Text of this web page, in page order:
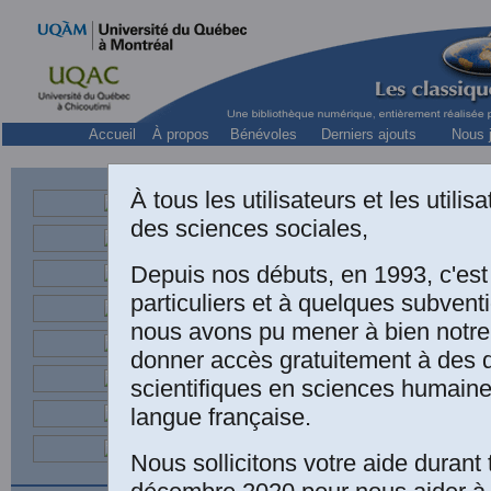
Accueil À propos Bénévoles Derniers ajouts Nous
dans
157-159.
recueil
publié dans
À tous les utilisateurs et les
des sciences sociales,
Depuis nos débuts, en 1993,
particuliers et à quelques
nous avons pu mener à bien
donner accès gratuitement à des
scientifiques en sciences
langue française.
Nous sollicitons votre aide durant